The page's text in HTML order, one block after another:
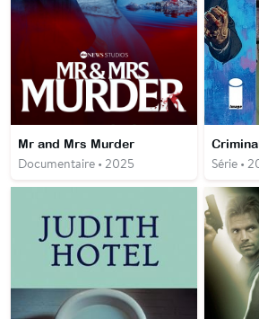
Mr and Mrs Murder
Documentaire • 2025 Série •